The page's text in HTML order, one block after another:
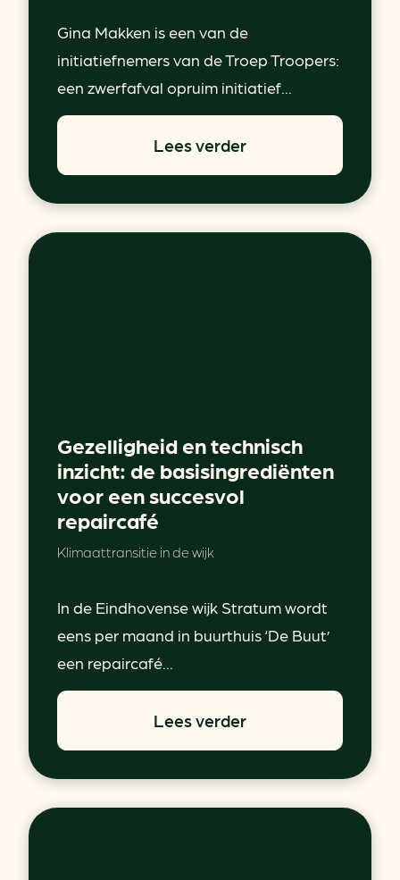
Gina Makken is een van de
initiatiefnemers van de Troep Troopers:
een zwerfafval opruim initiatief...
Lees verder
Gezelligheid en technisch
inzicht: de basisingrediënten
voor een succesvol
repaircafé
Klimaattransitie in de wijk
In de Eindhovense wijk Stratum wordt
eens per maand in buurthuis ‘De Buut’
een repaircafé...
Lees verder